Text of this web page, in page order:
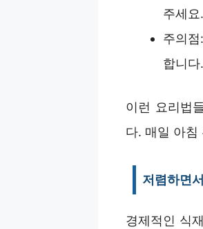
주세요.
주의
합니다.
이런 요리법
다. 매일 아침
저렴하면
경제적인 식